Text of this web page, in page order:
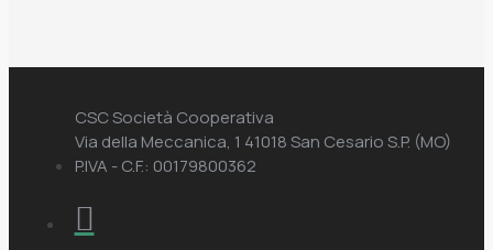
CSC Società Cooperativa
Via della Meccanica, 1 41018 San Cesario S.P. (MO)
P.IVA - C.F.: 00179800362